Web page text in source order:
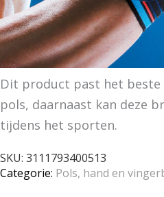
Dit product past het beste
pols, daarnaast kan deze
tijdens het sporten.
SKU: 3111793400513
Categorie: Pols, hand en